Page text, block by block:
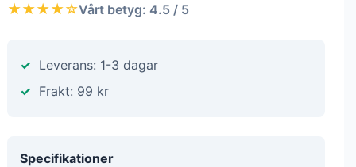
★★★★☆Vårt betyg: 4.5 / 5
Leverans: 1-3 dagar
Frakt: 99 kr
Specifikationer